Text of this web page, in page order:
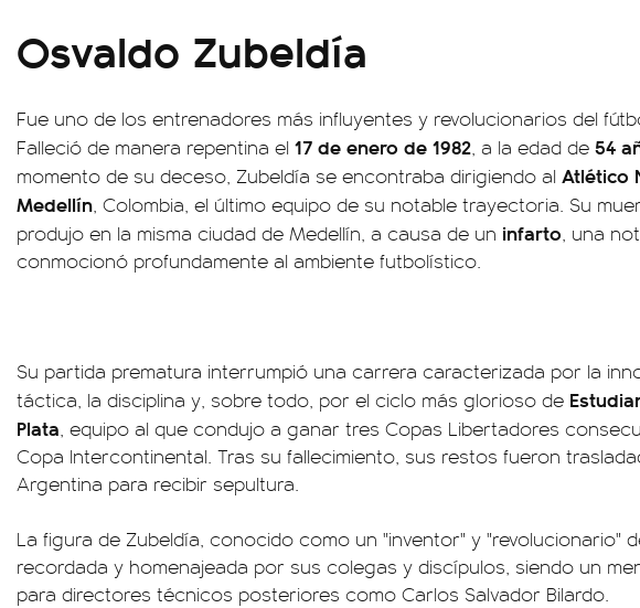
Osvaldo Zubeldía
Fue uno de los entrenadores más influyentes y revolucionarios del
Falleció de manera repentina el 17 de enero de 1982, a la edad de 54
momento de su deceso, Zubeldía se encontraba dirigiendo al Atlético
Medellín, Colombia, el último equipo de su notable trayectoria. Su
produjo en la misma ciudad de Medellín, a causa de un infarto, una
conmocionó profundamente al ambiente futbolístico.
Su partida prematura interrumpió una carrera caracterizada por la
táctica, la disciplina y, sobre todo, por el ciclo más glorioso de
Plata, equipo al que condujo a ganar tres Copas Libertadores
Copa Intercontinental. Tras su fallecimiento, sus restos fueron
Argentina para recibir sepultura.
La figura de Zubeldía, conocido como un "inventor" y "revolucionario"
recordada y homenajeada por sus colegas y discípulos, siendo un
para directores técnicos posteriores como Carlos Salvador Bilardo.